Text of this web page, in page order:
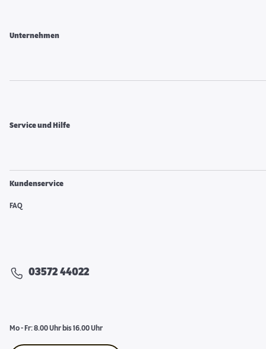
Unternehmen
Service und Hilfe
Kundenservice
FAQ
03572 44022
Mo - Fr: 8.00 Uhr bis 16.00 Uhr